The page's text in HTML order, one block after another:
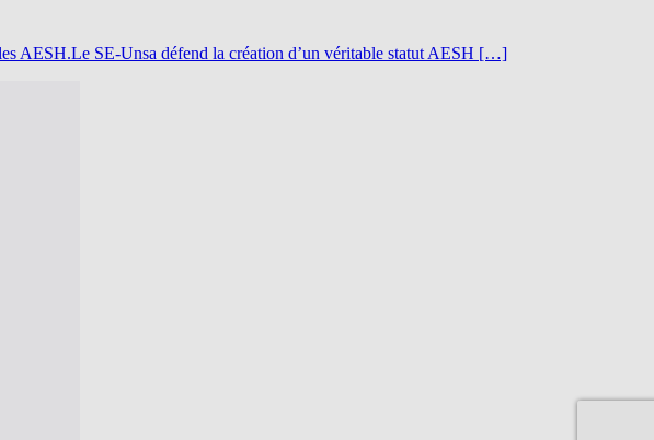
AESH.Le SE-Unsa défend la création d’un véritable statut AESH […]